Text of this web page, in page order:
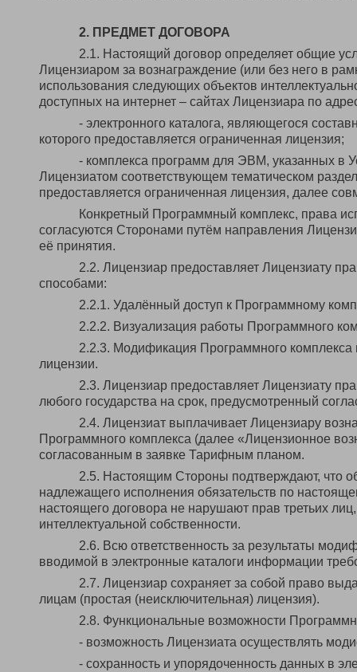
2. ПРЕДМЕТ ДОГОВОРА
2.1. Настоящий договор определяет общие
Лицензиаром за вознаграждение (или без него в
использования следующих объектов
доступных на интернет – сайтах Лицензиара по
- электронного каталога, являющегося
которого предоставляется ограниченная лицензия;
- комплекса программ для ЭВМ, указанных в
Лицензиатом соответствующем тематическом
предоставляется ограниченная лицензия, далее
Конкретный Программный комплекс, права
согласуются Сторонами путём направления
её принятия.
2.2. Лицензиар предоставляет Лицензиату
способами:
2.2.1. Удалённый доступ к Программному
2.2.2. Визуализация работы Программного
2.2.3. Модификация Программного комплекса
лицензии.
2.3. Лицензиар предоставляет Лицензиату
любого государства на срок, предусмотренный
2.4. Лицензиат выплачивает Лицензиару
Программного комплекса (далее «Лицензионное
согласованным в заявке Тарифным планом.
2.5. Настоящим Стороны подтверждают, что
надлежащего исполнения обязательств по
настоящего договора не нарушают прав третьих
интеллектуальной собственности.
2.6. Всю ответственность за результаты
вводимой в электронные каталоги информации
2.7. Лицензиар сохраняет за собой право
лицам (простая (неисключительная) лицензия).
2.8. Функциональные возможности
- возможность Лицензиата осуществлять
- сохранность и упорядоченность данных в